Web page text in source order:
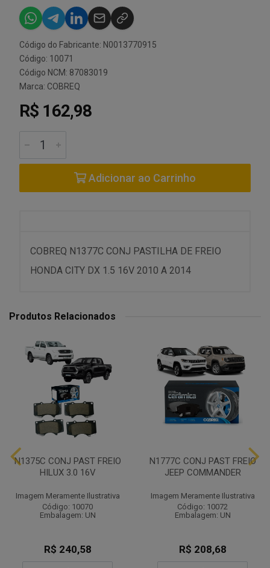
Código do Fabricante: N0013770915
Código: 10071
Código NCM: 87083019
Marca: COBREQ
R$ 162,98
Adicionar ao Carrinho
COBREQ N1377C CONJ PASTILHA DE FREIO
HONDA CITY DX 1.5 16V 2010 A 2014
Produtos Relacionados
N1375C CONJ PAST FREIO
HILUX 3.0 16V
Imagem Meramente Ilustrativa
Código: 10070
Embalagem: UN
R$ 240,58
N1777C CONJ PAST FREIO
JEEP COMMANDER
Imagem Meramente Ilustrativa
Código: 10072
Embalagem: UN
R$ 208,68